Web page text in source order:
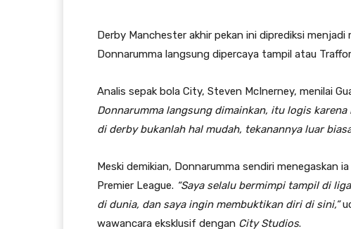
Derby Manchester akhir pekan ini diprediksi
Donnarumma langsung dipercaya tampil atau
Analis sepak bola City, Steven McInerney, menilai
Donnarumma langsung dimainkan, itu logis
di derby bukanlah hal mudah, tekanannya luar
Meski demikian, Donnarumma sendiri menegaskan
Premier League. “Saya selalu bermimpi tampil di
di dunia, dan saya ingin membuktikan diri di sini,”
wawancara eksklusif dengan City Studios.